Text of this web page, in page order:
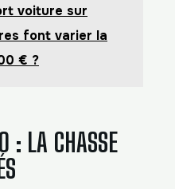
voiture sur
font varier la
€ ?
: LA CHASSE